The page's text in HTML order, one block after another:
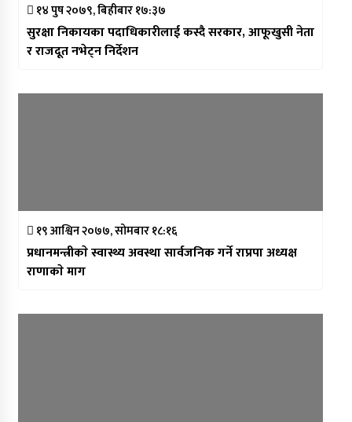
१४ पुष २०७९, बिहीबार १७:३७
सुरक्षा निकायका पदाधिकारीलाई कस्दै सरकार, आफूखुसी नेता
र राजदूत नभेट्न निर्देशन
१९ आश्विन २०७७, सोमबार १८:१६
प्रधानमन्त्रीकाे स्वास्थ्य अवस्था सार्वजनिक गर्ने राप्रपा अध्यक्ष
राणाकाे माग